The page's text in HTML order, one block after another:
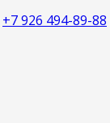
+7 926 494-89-88